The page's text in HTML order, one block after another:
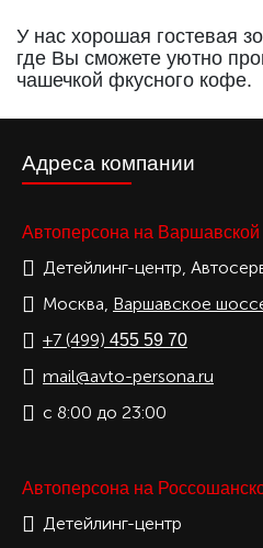
У нас хорошая гостевая
где Вы сможете уютно
чашечкой фкусного кофе.
Адреса компании
Автоперсона на Варшавской
Детейлинг-центр,
Москва, Варшавское
+7 (499) 455 59 70
mail@avto-persona.ru
с 8:00 до 23:00
Автоперсона на
Детейлинг-центр